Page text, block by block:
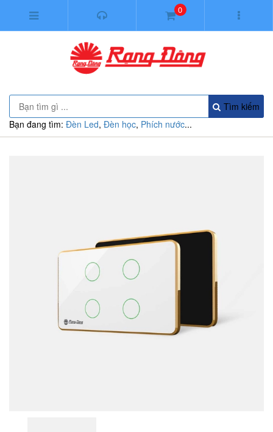
0
Tìm kiếm
Bạn đang tìm: Đèn Led, Đèn học, Phích nước...